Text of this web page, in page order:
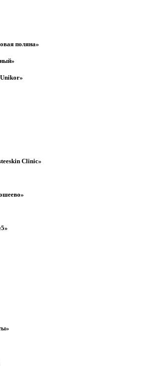
поляна»
Clinic»
выбрали не верную